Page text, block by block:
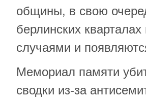
общины, в свою
берлинских
случаями и
Мемориал памяти
сводки из-за